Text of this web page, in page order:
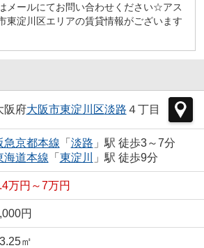
メールにてお問い合わせください☆アス
東淀川区エリアの賃貸情報がございます
阪府大阪市東淀川区淡路 ４丁目
急京都本線 「 淡路 」駅 徒歩3～7分
海道本線 「 東淀川 」駅 徒歩9分
万円～7万円
円
㎡